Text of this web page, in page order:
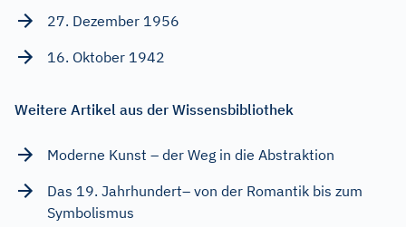
27. Dezember 1956
16. Oktober 1942
Weitere Artikel aus der Wissensbibliothek
Moderne Kunst – der Weg in die Abstraktion
Das 19. Jahrhundert– von der Romantik bis zum
Symbolismus